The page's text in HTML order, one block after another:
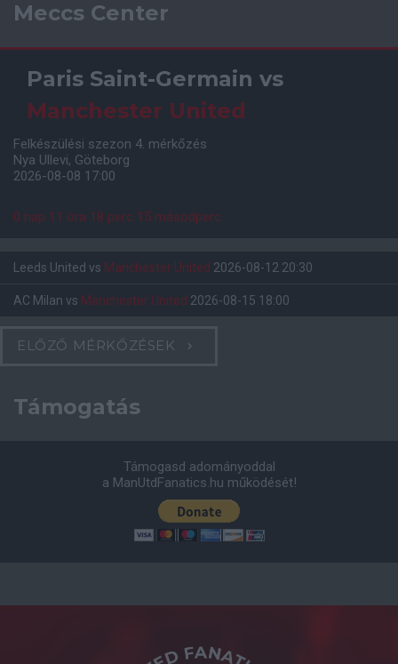
Meccs Center
Paris Saint-Germain vs
Manchester United
Felkészülési szezon 4. mérkőzés
Nya Ullevi, Göteborg
2026-08-08 17:00
0 nap 11 óra 18 perc 15 másodperc
Leeds United vs Manchester United 2026-08-12 20:30
AC Milan vs Manchester United 2026-08-15 18:00
ELŐZŐ MÉRKŐZÉSEK
Támogatás
Támogasd adományoddal
a ManUtdFanatics.hu működését!